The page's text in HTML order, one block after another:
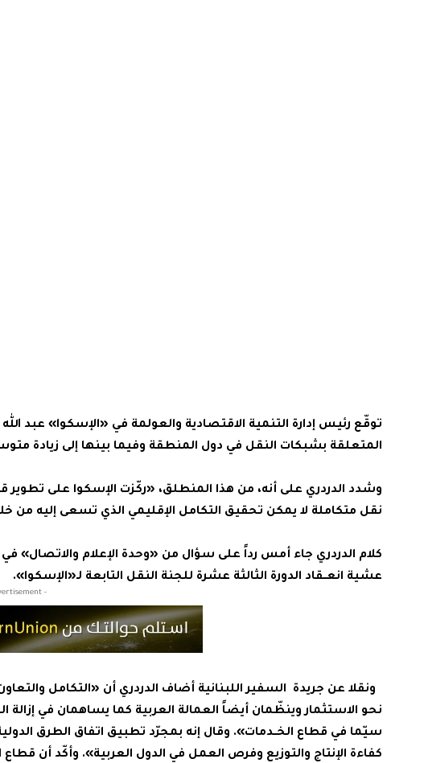
توقّع رئيس إدارة التنمية الاقتصادية والعولمة في «الإسكوا» عبد
المتعلقة بشبكات النقل في دول المنطقة وفيما بينها إلى زيادة
وشدد الدردري على أنه، من هذا المنطلق، «ركّزت الإسكوا على تطوير
نقل متكاملة لا يمكن تحقيق التكامل الإقليمي الذي تسعى إليه من
كلام الدردري جاء أمس رداً على سؤال من «وحدة الإعلام والاتصال»
عشية انعــقاد الدورة الثالثة عشرة للجنة النقل التابعة لـ«الإسكوا».
- Advertisement -
ونقلا عن جريدة السفير اللبنانية أضاف الدردري أن «التكامل
نحو الاستثمار وينظّمان أيضاً العمالة العربية كما يساهمان في
سيّما في قطاع الخــدمات». وقال إنه بمجرّد تطبيق اتفاق الطرق
كفاءة الإنتاج والتوزيع وفرص العمل في الدول العربية». وأكّد أن